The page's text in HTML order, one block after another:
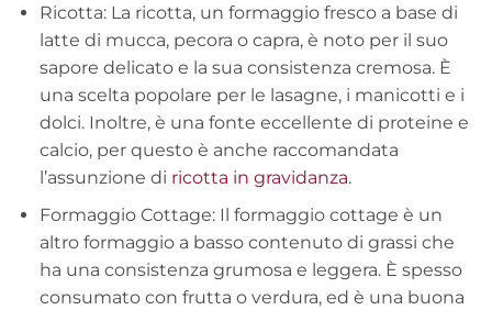
Ricotta: La ricotta, un formaggio fresco a base di
latte di mucca, pecora o capra, è noto per il suo
sapore delicato e la sua consistenza cremosa. È
una scelta popolare per le lasagne, i manicotti e i
dolci. Inoltre, è una fonte eccellente di proteine e
calcio, per questo è anche raccomandata
l’assunzione di ricotta in gravidanza.
Formaggio Cottage: Il formaggio cottage è un
altro formaggio a basso contenuto di grassi che
ha una consistenza grumosa e leggera. È spesso
consumato con frutta o verdura, ed è una buona